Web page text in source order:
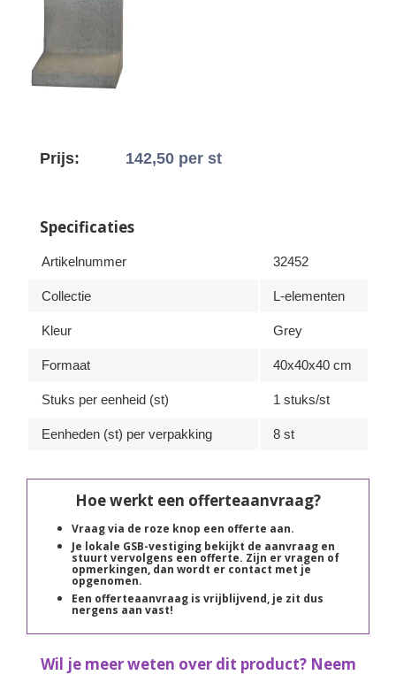
Prijs: 142,50 per st
Specificaties
Artikelnummer 32452
Collectie L-elementen
Kleur Grey
Formaat 40x40x40 cm
Stuks per eenheid (st) 1 stuks/st
Eenheden (st) per verpakking 8 st
Hoe werkt een offerteaanvraag?
Vraag via de roze knop een offerte aan.
Je lokale GSB-vestiging bekijkt de aanvraag en
stuurt vervolgens een offerte. Zijn er vragen of
opmerkingen, dan wordt er contact met je
opgenomen.
Een offerteaanvraag is vrijblijvend, je zit dus
nergens aan vast!
Wil je meer weten over dit product? Neem